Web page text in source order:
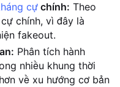
cựchính: Theo
chính, vì đây là
fakeout.
Phân tích hành
nhiều khung thời
về xu hướng cơ bản